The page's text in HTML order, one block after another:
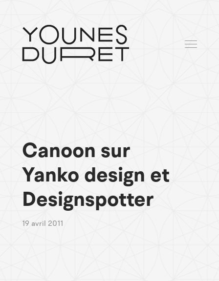
Canoon sur
Yanko design et
Designspotter
19 avril 2011